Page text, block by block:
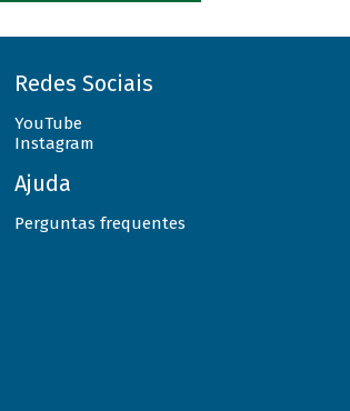
Redes Sociais
YouTube
Instagram
Ajuda
Perguntas frequentes